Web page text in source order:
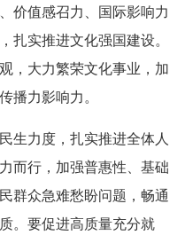
价值感召力、国际影响力
扎实推进文化强国建设。
，大力繁荣文化事业，加
播力影响力。
生力度，扎实推进全体人
而行，加强普惠性、基础
群众急难愁盼问题，畅通
。要促进高质量充分就